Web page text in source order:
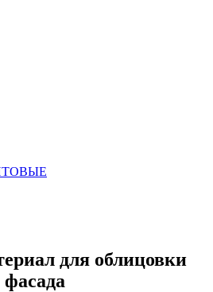
для облицовки
фасада